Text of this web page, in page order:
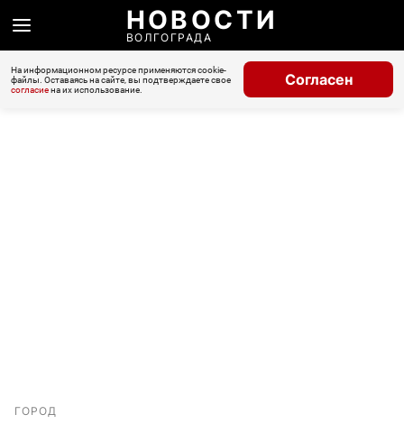
НОВОСТИ
ВОЛГОГРАДА
На информационном ресурсе применяются cookie-
файлы. Оставаясь на сайте, вы подтверждаете свое
согласиена их использование.
Согласен
ГОРОД